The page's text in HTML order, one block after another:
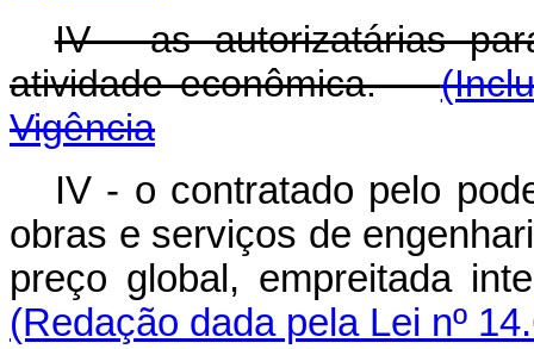
IV - as autorizatárias
atividade econômica.
Vigência
IV - o contratado pelo
obras e serviços de
preço global, empreitada
(Redação dada pela Lei nº